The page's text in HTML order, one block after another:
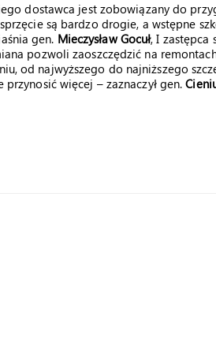
dostawca jest zobowiązany do
są bardzo drogie, a wstępne
gen. Mieczysław Gocuł, I zastępca
pozwoli zaoszczędzić na
od najwyższego do najniższego
więcej – zaznaczył gen.